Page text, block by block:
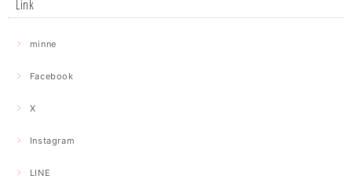
Link
minne
Facebook
X
Instagram
LINE